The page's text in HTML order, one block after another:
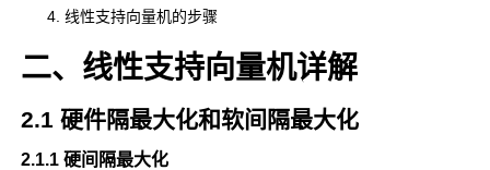
线性支持向量机的步骤
二、线性支持向量机详解
2.1 硬件隔最大化和软间隔最大化
2.1.1 硬间隔最大化